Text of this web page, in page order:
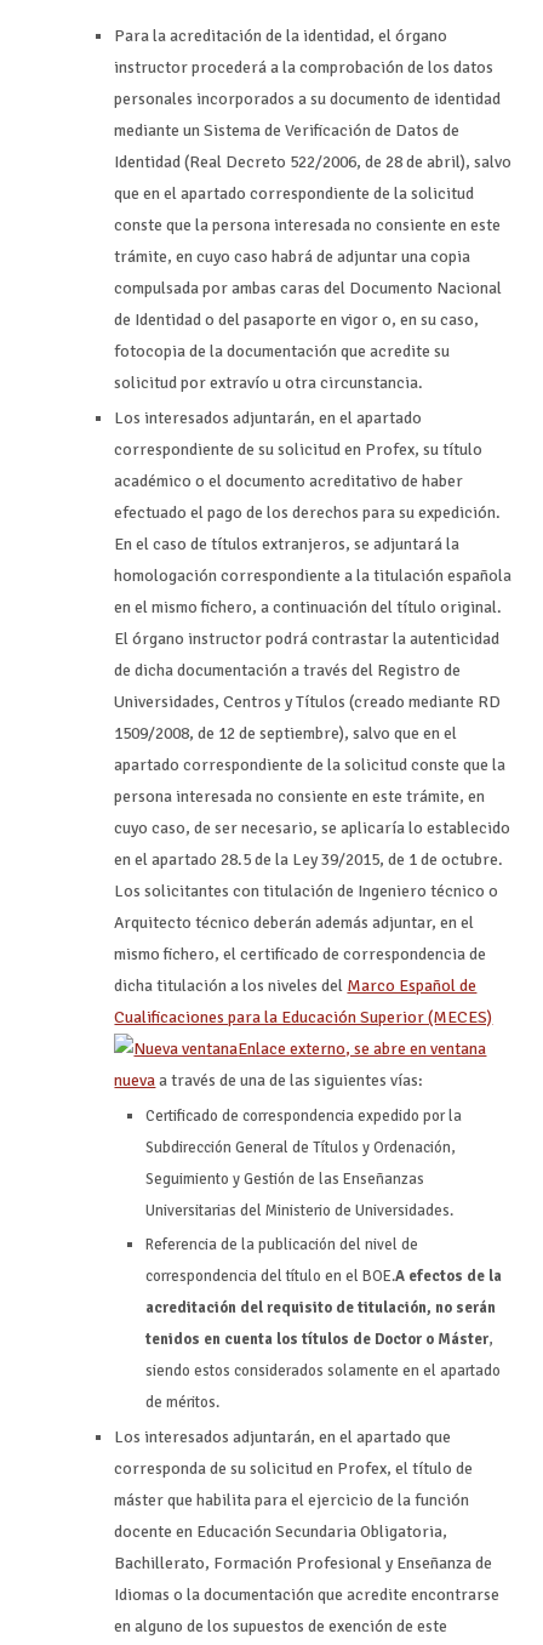
Para la acreditación de la identidad, el órgano
instructor procederá a la comprobación de los datos
personales incorporados a su documento de identidad
mediante un Sistema de Verificación de Datos de
Identidad (Real Decreto 522/2006, de 28 de abril), salvo
que en el apartado correspondiente de la solicitud
conste que la persona interesada no consiente en este
trámite, en cuyo caso habrá de adjuntar una copia
compulsada por ambas caras del Documento Nacional
de Identidad o del pasaporte en vigor o, en su caso,
fotocopia de la documentación que acredite su
solicitud por extravío u otra circunstancia.
Los interesados adjuntarán, en el apartado
correspondiente de su solicitud en Profex, su título
académico o el documento acreditativo de haber
efectuado el pago de los derechos para su expedición.
En el caso de títulos extranjeros, se adjuntará la
homologación correspondiente a la titulación española
en el mismo fichero, a continuación del título original.
El órgano instructor podrá contrastar la autenticidad
de dicha documentación a través del Registro de
Universidades, Centros y Títulos (creado mediante RD
1509/2008, de 12 de septiembre), salvo que en el
apartado correspondiente de la solicitud conste que la
persona interesada no consiente en este trámite, en
cuyo caso, de ser necesario, se aplicaría lo establecido
en el apartado 28.5 de la Ley 39/2015, de 1 de octubre.
Los solicitantes con titulación de Ingeniero técnico o
Arquitecto técnico deberán además adjuntar, en el
mismo fichero, el certificado de correspondencia de
dicha titulación a los niveles del Marco Español de
Cualificaciones para la Educación Superior (MECES)
Enlace externo, se abre en ventana
nuevaa través de una de las siguientes vías:
Certificado de correspondencia expedido por la
Subdirección General de Títulos y Ordenación,
Seguimiento y Gestión de las Enseñanzas
Universitarias del Ministerio de Universidades.
Referencia de la publicación del nivel de
correspondencia del título en el BOE.A efectos de la
acreditación del requisito de titulación, no serán
tenidos en cuenta los títulos de Doctor o Máster,
siendo estos considerados solamente en el apartado
de méritos.
Los interesados adjuntarán, en el apartado que
corresponda de su solicitud en Profex, el título de
máster que habilita para el ejercicio de la función
docente en Educación Secundaria Obligatoria,
Bachillerato, Formación Profesional y Enseñanza de
Idiomas o la documentación que acredite encontrarse
en alguno de los supuestos de exención de este